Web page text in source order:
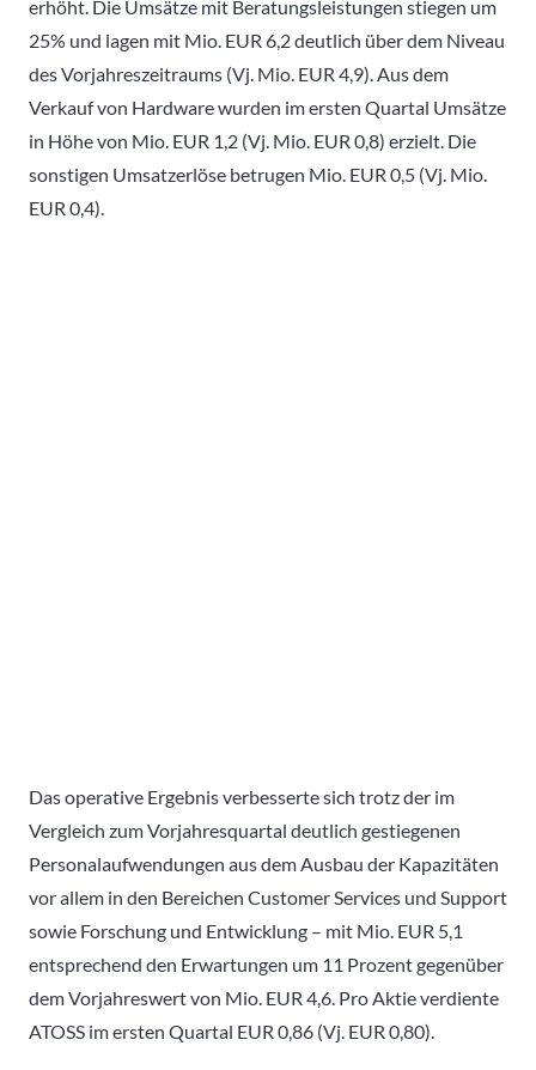
erhöht. Die Umsätze mit Beratungsleistungen stiegen um
25% und lagen mit Mio. EUR 6,2 deutlich über dem Niveau
des Vorjahreszeitraums (Vj. Mio. EUR 4,9). Aus dem
Verkauf von Hardware wurden im ersten Quartal Umsätze
in Höhe von Mio. EUR 1,2 (Vj. Mio. EUR 0,8) erzielt. Die
sonstigen Umsatzerlöse betrugen Mio. EUR 0,5 (Vj. Mio.
EUR 0,4).
Das operative Ergebnis verbesserte sich trotz der im
Vergleich zum Vorjahresquartal deutlich gestiegenen
Personalaufwendungen aus dem Ausbau der Kapazitäten
vor allem in den Bereichen Customer Services und Support
sowie Forschung und Entwicklung – mit Mio. EUR 5,1
entsprechend den Erwartungen um 11 Prozent gegenüber
dem Vorjahreswert von Mio. EUR 4,6. Pro Aktie verdiente
ATOSS im ersten Quartal EUR 0,86 (Vj. EUR 0,80).